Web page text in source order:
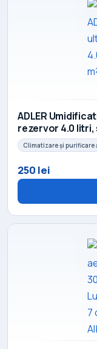
ADLER
rezervor 4.0 litri,
Climatizare și purificare
250 lei